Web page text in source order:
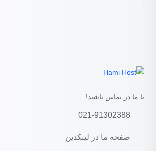
با ما در تماس باشید!
021-91302388
صفحه ما در لینکدین